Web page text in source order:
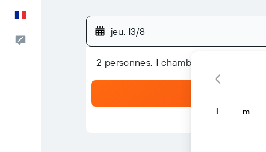
Commentaires
jeu. 13/8
2 personnes, 1 chambre
l m